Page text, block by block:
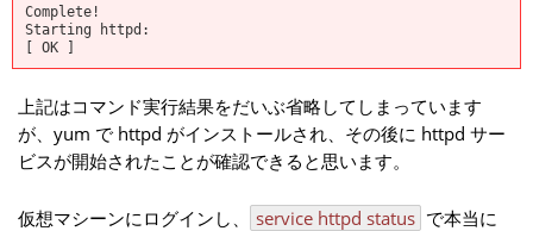
Complete!
Starting httpd:
[ OK ]
上記はコマンド実行結果をだいぶ省略してしまっています
が、yum で httpd がインストールされ、その後に httpd サー
ビスが開始されたことが確認できると思います。
仮想マシーンにログインし、 service httpd status で本当に